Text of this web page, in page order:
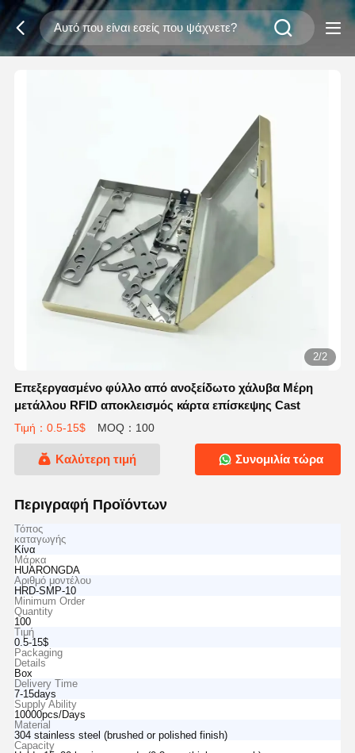
2/2
Επεξεργασμένο φύλλο από ανοξείδωτο χάλυβα Μέρη
μετάλλου RFID αποκλεισμός κάρτα επίσκεψης Cast
Τιμή：0.5-15$ MOQ：100
Καλύτερη τιμή Συνομιλία τώρα
Περιγραφή Προϊόντων
Τόπος
καταγωγής
Κίνα
Μάρκα
HUARONGDA
Αριθμό μοντέλου
HRD-SMP-10
Minimum Order
Quantity
100
Τιμή
0.5-15$
Packaging
Details
Box
Delivery Time
7-15days
Supply Ability
10000pcs/Days
Material
304 stainless steel (brushed or polished finish)
Capacity